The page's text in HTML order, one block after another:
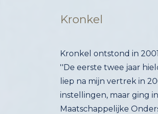
Kronkel
Kronkel ontstond in
''De eerste twee jaar
liep na mijn vertrek in
instellingen, maar ging
Maatschappelijke